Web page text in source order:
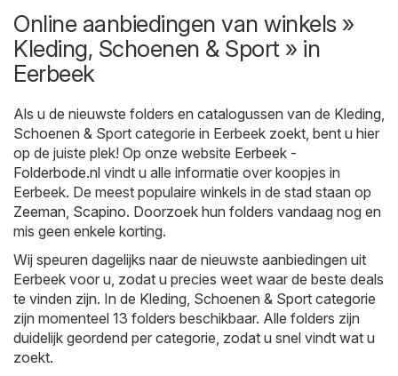
Online aanbiedingen van winkels »
Kleding, Schoenen & Sport » in
Eerbeek
Als u de nieuwste folders en catalogussen van de Kleding,
Schoenen & Sport categorie in Eerbeek zoekt, bent u hier
op de juiste plek! Op onze website Eerbeek -
Folderbode.nl vindt u alle informatie over koopjes in
Eerbeek. De meest populaire winkels in de stad staan op
Zeeman, Scapino. Doorzoek hun folders vandaag nog en
mis geen enkele korting.
Wij speuren dagelijks naar de nieuwste aanbiedingen uit
Eerbeek voor u, zodat u precies weet waar de beste deals
te vinden zijn. In de Kleding, Schoenen & Sport categorie
zijn momenteel 13 folders beschikbaar. Alle folders zijn
duidelijk geordend per categorie, zodat u snel vindt wat u
zoekt.